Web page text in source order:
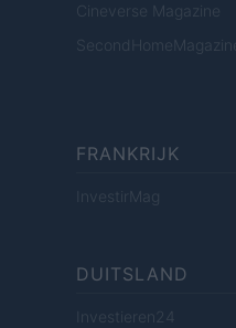
Cineverse Magazine
SecondHomeMagazine
FRANKRIJK
InvestirMag
DUITSLAND
Investieren24